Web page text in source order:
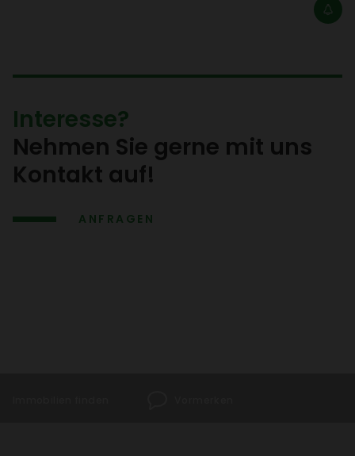
Inter­esse?
Nehmen Sie gerne mit uns
Kontakt auf!
ANFRAGEN